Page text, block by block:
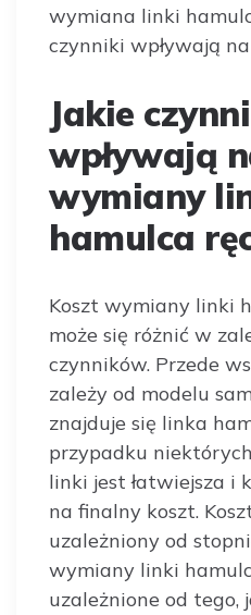
wymiana linki
czynniki wpływają
Jakie
wpływają
wymiany
hamulca
Koszt wymiany linki
może się różnić w
czynników. Przede
zależy od modelu
znajduje się linka
przypadku
linki jest łatwiejsza i
na finalny koszt.
uzależniony od
wymiany linki
uzależnione od tego,